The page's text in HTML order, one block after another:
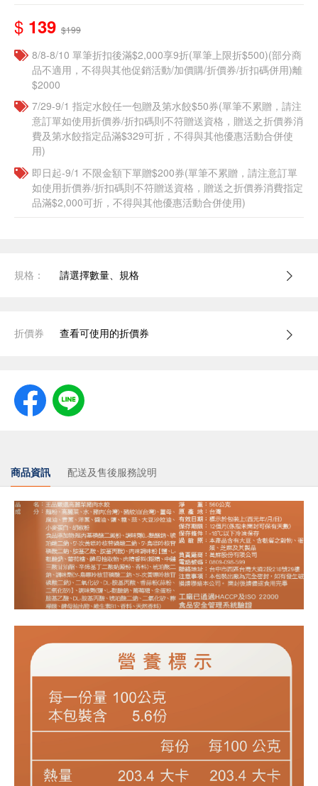
$ 139 $199
8/8-8/10 單筆折扣後滿$2,000享9折(單筆上限折$500)(部分商
品不適用，不得與其他促銷活動/加價購/折價券/折扣碼併用)離
$2000
7/29-9/1 指定水餃任一包贈及第水餃$50券(單筆不累贈，請注
意訂單如使用折價券/折扣碼則不符贈送資格，贈送之折價券消
費及第水餃指定品滿$329可折，不得與其他優惠活動合併使
用)
即日起-9/1 不限金額下單贈$200券(單筆不累贈，請注意訂單
如使用折價券/折扣碼則不符贈送資格，贈送之折價券消費指定
品滿$2,000可折，不得與其他優惠活動合併使用)
規格： 請選擇數量、規格
折價券 查看可使用的折價券
商品資訊 配送及售後服務說明